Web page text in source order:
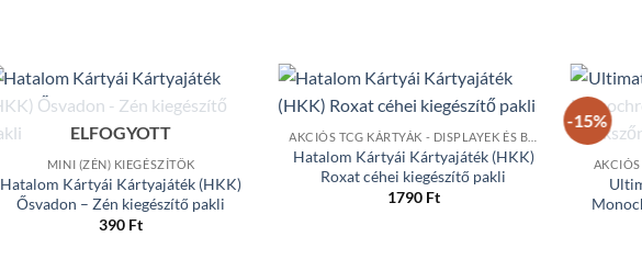
ELFOGYOTT
MINI (ZÉN) KIEGÉSZÍTŐK
Hatalom Kártyái Kártyajáték (HKK)
Ősvadon – Zén kiegészítő pakli
390 Ft
Hatalom Kártyái Kártyajáték (HKK)
Roxat céhei kiegészítő pakli
1790 Ft
-15%
AKCIÓS